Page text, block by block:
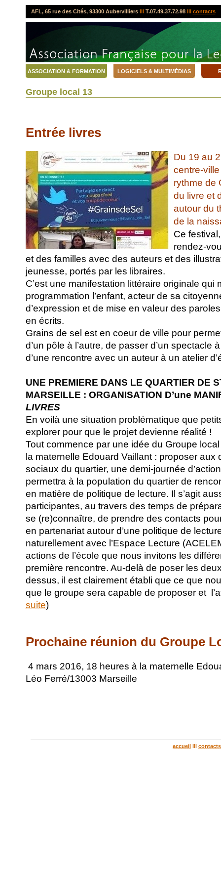
AFL, 65 rue des Cités, 93300 AubervillierslllT.07.49.37.72.98 lll contacts
ASSOCIATION & FORMATION LOGICIELS & MULTIMÉDIAS
Groupe local 13
Entrée livres
Du 19 au
centre-
rythme de
du livre et
autour du
de la
Ce
rendez-
et des familles avec des auteurs et des
jeunesse, portés par les libraires.
C’est une manifestation littéraire originale qui
programmation l’enfant, acteur de sa
d’expression et de mise en valeur des
en écrits.
Grains de sel est en coeur de ville pour
d’un pôle à l’autre, de passer d’un spectacle
d’une rencontre avec un auteur à un atelier
UNE PREMIERE DANS LE QUARTIER DE
MARSEILLE : ORGANISATION D’une
LIVRES
En voilà une situation problématique que
explorer pour que le projet devienne réalité !
Tout commence par une idée du Groupe
la maternelle Edouard Vaillant : proposer aux
sociaux du quartier, une demi-journée
permettra à la population du quartier de
en matière de politique de lecture. Il s’agit
participantes, au travers des temps de
se (re)connaître, de prendre des contacts
en partenariat autour d’une politique de
naturellement avec l’Espace Lecture
actions de l’école que nous invitons les
première rencontre. Au-delà de poser les
dessus, il est clairement établi que ce que
que le groupe sera capable de proposer et
suite)
Prochaine réunion du Groupe
4 mars 2016, 18 heures à la maternelle
Léo Ferré/13003 Marseille
accueil lll contacts